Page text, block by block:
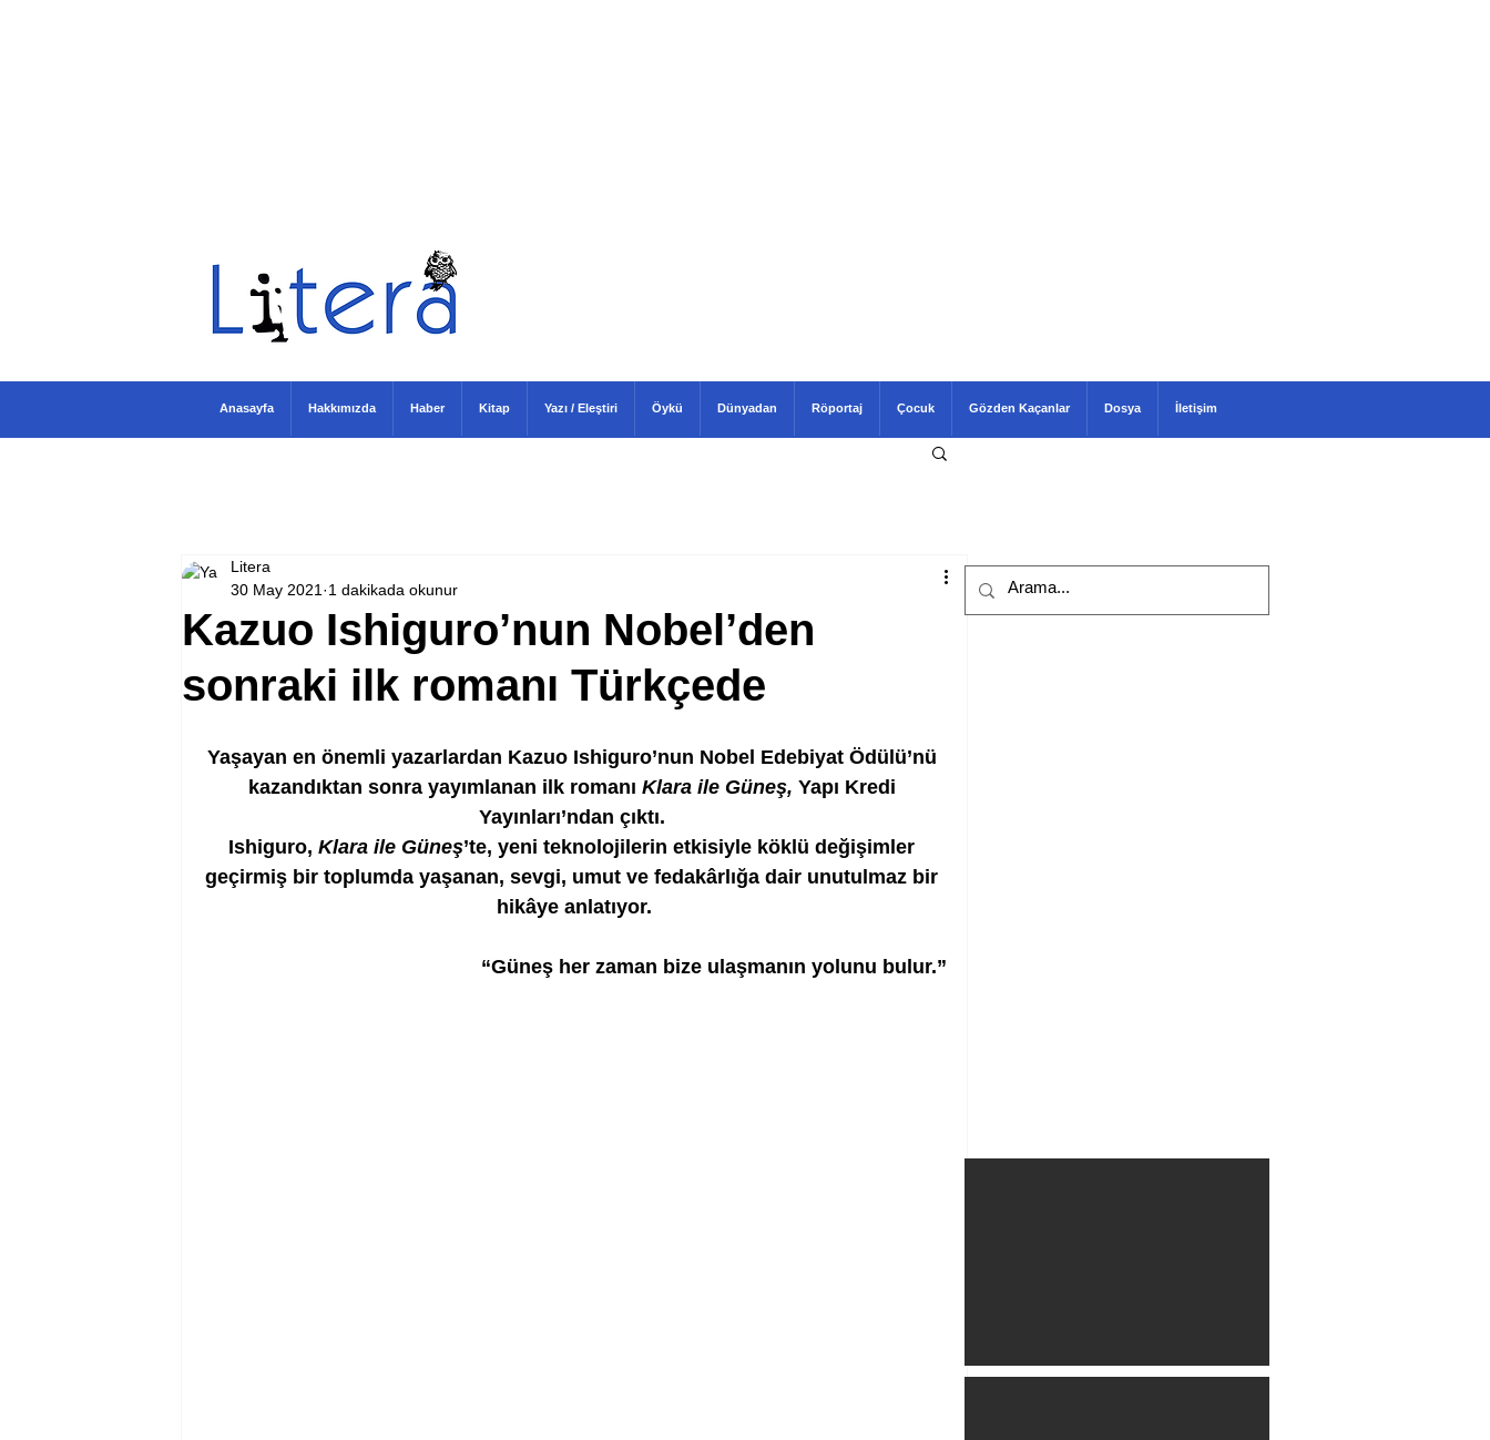
Kazuo Ishiguro’nun Nobel’den
sonraki ilk romanı Türkçede
Litera
30 May 2021 1 dakikada okunur
Yaşayan en önemli yazarlardan Kazuo Ishiguro’nun Nobel Edebiyat Ödülü’nü
kazandıktan sonra yayımlanan ilk romanı Klara ile Güneş, Yapı Kredi
Yayınları’ndan çıktı.
Ishiguro, Klara ile Güneş’te, yeni teknolojilerin etkisiyle köklü değişimler
geçirmiş bir toplumda yaşanan, sevgi, umut ve fedakârlığa dair unutulmaz bir
hikâye anlatıyor.
“Güneş her zaman bize ulaşmanın yolunu bulur.”
Anasayfa Hakkımızda Haber Kitap Yazı / Eleştiri Öykü Dünyadan Röportaj Çocuk Gözden Kaçanlar Dosya İletişim